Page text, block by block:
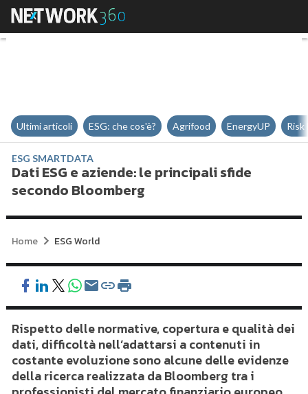
Dati ESG e aziende: le
Ultimi articoli ESG: che cos'è? Agrifood EnergyUP Risk
ESG SMARTDATA
Dati ESG e aziende: le principali sfide
secondo Bloomberg
Home ESG World
Rispetto delle normative, copertura e qualità dei
dati, difficoltà nell’adattarsi a contenuti in
costante evoluzione sono alcune delle evidenze
della ricerca realizzata da Bloomberg tra i